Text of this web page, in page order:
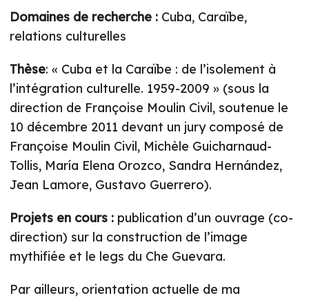
Domaines de recherche : Cuba, Caraïbe,
relations culturelles
Thèse: « Cuba et la Caraïbe : de l’isolement à
l’intégration culturelle. 1959-2009 » (sous la
direction de Françoise Moulin Civil, soutenue le
10 décembre 2011 devant un jury composé de
Françoise Moulin Civil, Michèle Guicharnaud-
Tollis, María Elena Orozco, Sandra Hernández,
Jean Lamore, Gustavo Guerrero).
Projets en cours : publication d’un ouvrage (co-
direction) sur la construction de l’image
mythifiée et le legs du Che Guevara.
Par ailleurs, orientation actuelle de ma